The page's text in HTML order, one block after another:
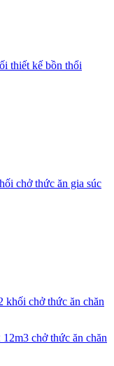
thiết kế bồn thổi
chở thức ăn gia súc
khối chở thức ăn chăn